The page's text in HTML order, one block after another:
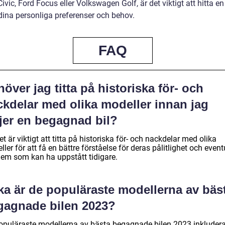
Ford Focus eller Volkswagen Golf, är det viktigt att hitta
personliga preferenser och behov.
FAQ
jag titta på historiska för- och
med olika modeller innan jag
en begagnad bil?
är viktigt att titta på historiska för- och nackdelar med olika
för att få en bättre förståelse för deras pålitlighet och
som kan ha uppstått tidigare.
är de populäraste modellerna av
bilen 2023?